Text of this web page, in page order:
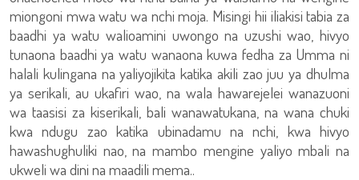
miongoni mwa watu wa nchi moja. Misingi hii iliakisi tabia za
baadhi ya watu walioamini uwongo na uzushi wao, hivyo
tunaona baadhi ya watu wanaona kuwa fedha za Umma ni
halali kulingana na yaliyojikita katika akili zao juu ya dhulma
ya serikali, au ukafiri wao, na wala hawarejelei wanazuoni
wa taasisi za kiserikali, bali wanawatukana, na wana chuki
kwa ndugu zao katika ubinadamu na nchi, kwa hivyo
hawashughuliki nao, na mambo mengine yaliyo mbali na
ukweli wa dini na maadili mema..